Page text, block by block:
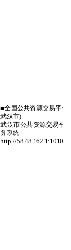
■全国公共资源交易平台(
武汉市)
武汉市公共资源交易平
务系统
http://58.48.162.1:10106/